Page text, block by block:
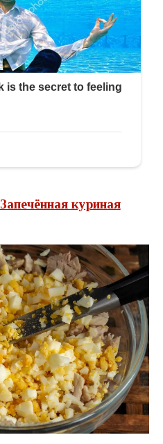
Запечённая куриная